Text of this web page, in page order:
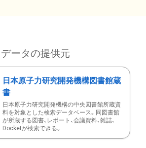
データの提供元
日本原子力研究開発機構図書館蔵
書
日本原子力研究開発機構の中央図書館所蔵資
料を対象とした検索データベース。同図書館
が所蔵する図書、レポート、会議資料、雑誌、
Docketが検索できる。